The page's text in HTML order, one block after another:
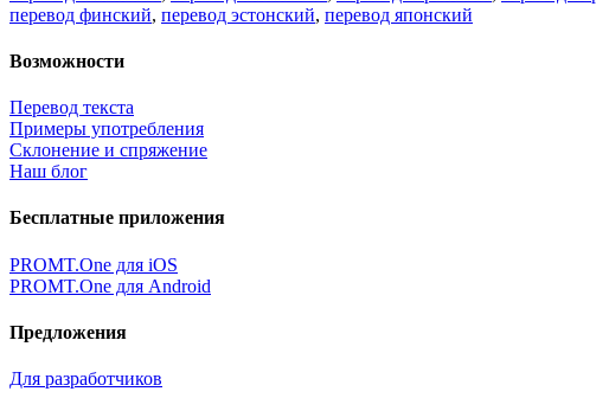
перевод финский, перевод эстонский, перевод японский
Возможности
Перевод текста
Примеры употребления
Склонение и спряжение
Наш блог
Бесплатные приложения
PROMT.One для iOS
PROMT.One для Android
Предложения
Для разработчиков